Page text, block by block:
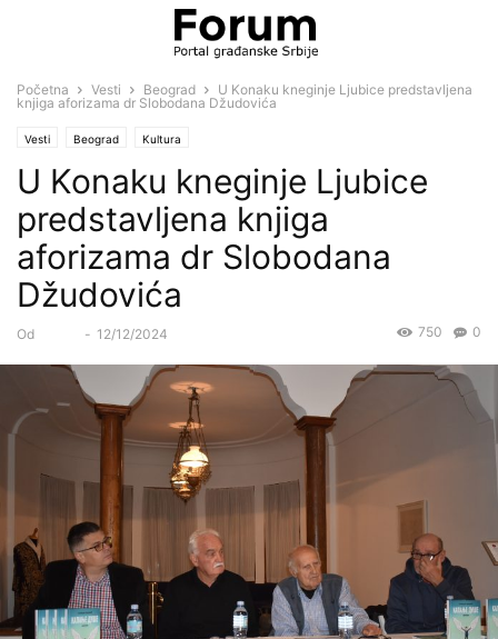
Početna Vesti Beograd
U Konaku kneginje Ljubice predstavljena
knjiga aforizama dr Slobodana Džudovića
Vesti Beograd Kultura
U Konaku kneginje Ljubice
predstavljena knjiga
aforizama dr Slobodana
Džudovića
Od - 12/12/2024 0
750